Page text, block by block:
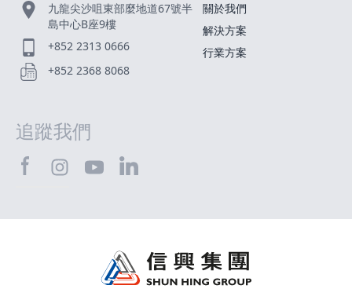
九龍尖沙咀東部麼地道67號半
島中心B座9樓
+852 2313 0666
+852 2368 8068
關於我們
解決方案
行業方案
追蹤我們